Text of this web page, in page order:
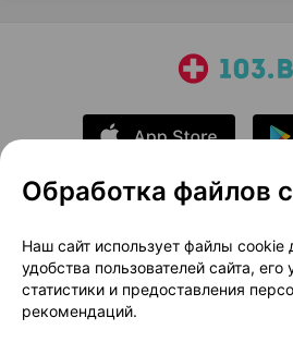
О проекте
Размещение рекламы
Публичный договор
Обработка файлов
Наш сайт использует файлы cookie
удобства пользователей сайта,
статистики и предоставления
рекомендаций.